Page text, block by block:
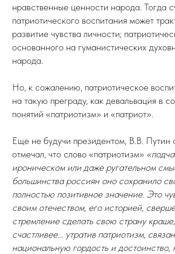
нравственные ценности народа. Тогда
патриотического воспитания может
развитие чувства личности;
основанного на гуманистических
народа.
Но, к сожалению, патриотическое
на такую преграду, как девальвация в
понятий «патриотизм» и «патриот».
Еще не будучи президентом, В.В. Путин
отмечал, что слово «патриотизм»
ироническом или даже ругательном
большинства россиян оно сохранило
полностью позитивное значение. Это
своим отечеством, его историей,
стремление сделать свою страну
счастливее... утратив патриотизм,
национальную гордость и